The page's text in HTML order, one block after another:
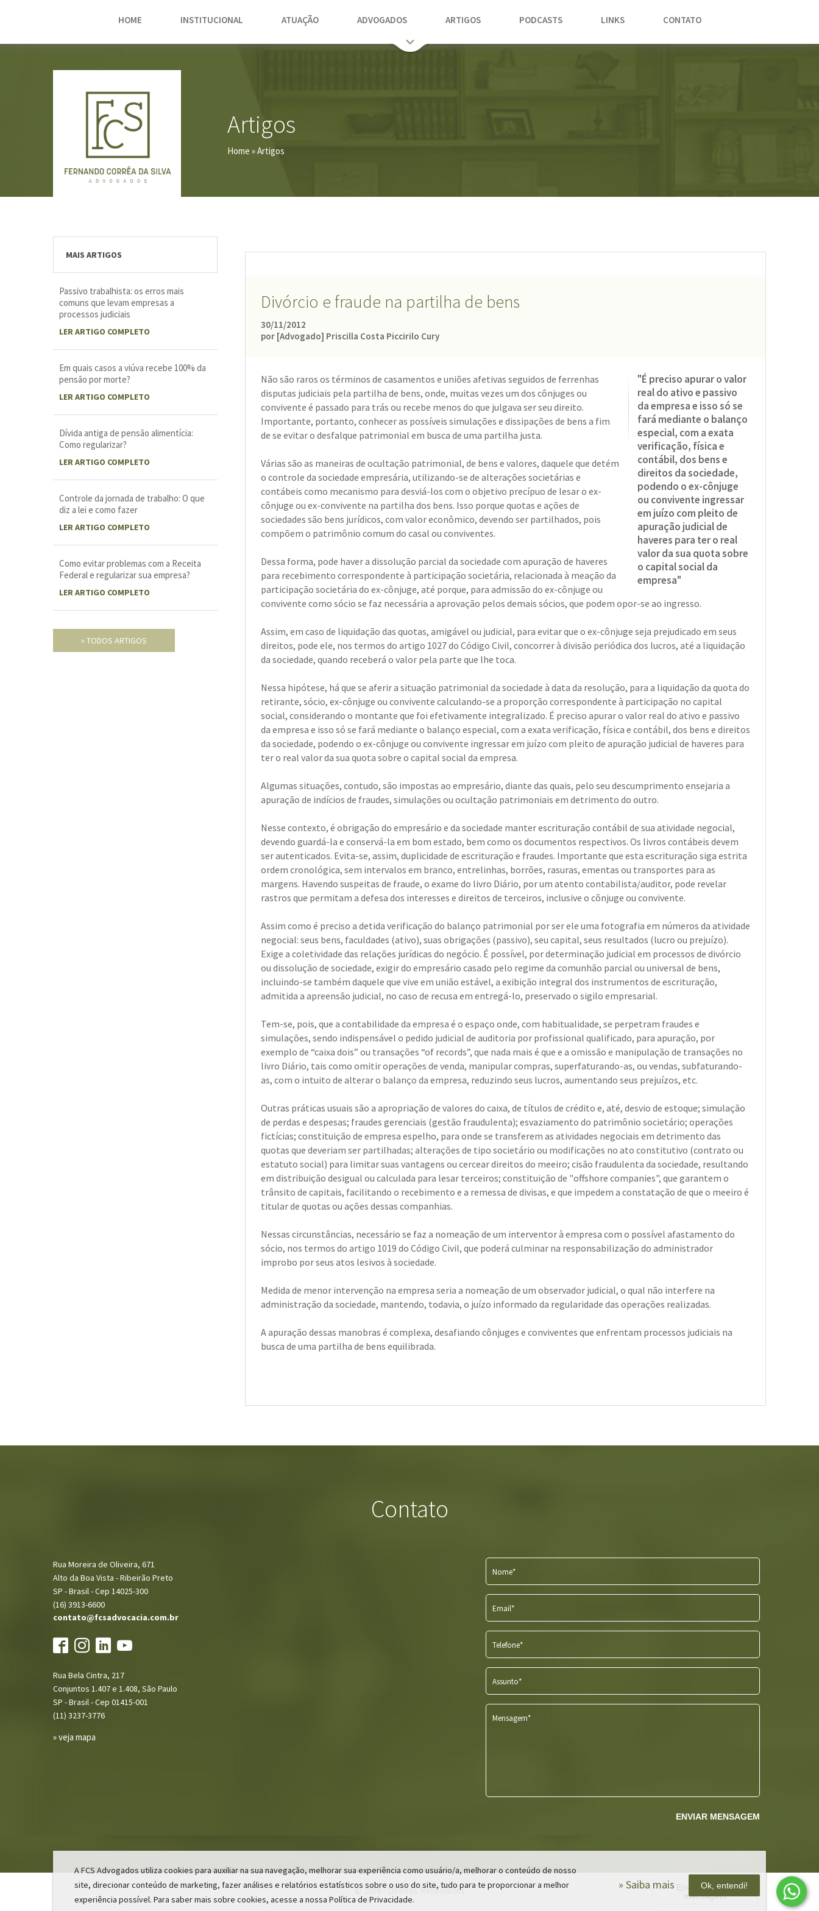
HOME INSTITUCIONAL ATUAÇÃO ADVOGADOS ARTIGOS PODCASTS LINKS CONTATO
Artigos
Home » Artigos
MAIS ARTIGOS
Passivo trabalhista: os erros mais
comuns que levam empresas a
processos judiciais
LER ARTIGO COMPLETO
Em quais casos a viúva recebe 100% da
pensão por morte?
LER ARTIGO COMPLETO
Dívida antiga de pensão alimentícia:
Como regularizar?
LER ARTIGO COMPLETO
Controle da jornada de trabalho: O que
diz a lei e como fazer
LER ARTIGO COMPLETO
Como evitar problemas com a Receita
Federal e regularizar sua empresa?
LER ARTIGO COMPLETO
» TODOS ARTIGOS
Divórcio e fraude na partilha de bens
30/11/2012
por [Advogado] Priscilla Costa Piccirilo Cury
"É preciso apurar o valor
real do ativo e passivo
da empresa e isso só se
fará mediante o balanço
especial, com a exata
verificação, física e
contábil, dos bens e
direitos da sociedade,
podendo o ex-cônjuge
ou convivente ingressar
em juízo com pleito de
apuração judicial de
haveres para ter o real
valor da sua quota sobre
o capital social da
empresa"
Não são raros os términos de casamentos e uniões afetivas seguidos de ferrenhas
disputas judiciais pela partilha de bens, onde, muitas vezes um dos cônjuges ou
convivente é passado para trás ou recebe menos do que julgava ser seu direito.
Importante, portanto, conhecer as possíveis simulações e dissipações de bens a fim
de se evitar o desfalque patrimonial em busca de uma partilha justa.
Várias são as maneiras de ocultação patrimonial, de bens e valores, daquele que detém
o controle da sociedade empresária, utilizando-se de alterações societárias e
contábeis como mecanismo para desviá-los com o objetivo precípuo de lesar o ex-
cônjuge ou ex-convivente na partilha dos bens. Isso porque quotas e ações de
sociedades são bens jurídicos, com valor econômico, devendo ser partilhados, pois
compõem o patrimônio comum do casal ou conviventes.
Dessa forma, pode haver a dissolução parcial da sociedade com apuração de haveres
para recebimento correspondente à participação societária, relacionada à meação da
participação societária do ex-cônjuge, até porque, para admissão do ex-cônjuge ou
convivente como sócio se faz necessária a aprovação pelos demais sócios, que podem opor-se ao ingresso.
Assim, em caso de liquidação das quotas, amigável ou judicial, para evitar que o ex-cônjuge seja prejudicado em seus
direitos, pode ele, nos termos do artigo 1027 do Código Civil, concorrer à divisão periódica dos lucros, até a liquidação
da sociedade, quando receberá o valor pela parte que lhe toca.
Nessa hipótese, há que se aferir a situação patrimonial da sociedade à data da resolução, para a liquidação da quota do
retirante, sócio, ex-cônjuge ou convivente calculando-se a proporção correspondente à participação no capital
social, considerando o montante que foi efetivamente integralizado. É preciso apurar o valor real do ativo e passivo
da empresa e isso só se fará mediante o balanço especial, com a exata verificação, física e contábil, dos bens e direitos
da sociedade, podendo o ex-cônjuge ou convivente ingressar em juízo com pleito de apuração judicial de haveres para
ter o real valor da sua quota sobre o capital social da empresa.
Algumas situações, contudo, são impostas ao empresário, diante das quais, pelo seu descumprimento ensejaria a
apuração de indícios de fraudes, simulações ou ocultação patrimoniais em detrimento do outro.
Nesse contexto, é obrigação do empresário e da sociedade manter escrituração contábil de sua atividade negocial,
devendo guardá-la e conservá-la em bom estado, bem como os documentos respectivos. Os livros contábeis devem
ser autenticados. Evita-se, assim, duplicidade de escrituração e fraudes. Importante que esta escrituração siga estrita
ordem cronológica, sem intervalos em branco, entrelinhas, borrões, rasuras, ementas ou transportes para as
margens. Havendo suspeitas de fraude, o exame do livro Diário, por um atento contabilista/auditor, pode revelar
rastros que permitam a defesa dos interesses e direitos de terceiros, inclusive o cônjuge ou convivente.
Assim como é preciso a detida verificação do balanço patrimonial por ser ele uma fotografia em números da atividade
negocial: seus bens, faculdades (ativo), suas obrigações (passivo), seu capital, seus resultados (lucro ou prejuízo).
Exige a coletividade das relações jurídicas do negócio. É possível, por determinação judicial em processos de divórcio
ou dissolução de sociedade, exigir do empresário casado pelo regime da comunhão parcial ou universal de bens,
incluindo-se também daquele que vive em união estável, a exibição integral dos instrumentos de escrituração,
admitida a apreensão judicial, no caso de recusa em entregá-lo, preservado o sigilo empresarial.
Tem-se, pois, que a contabilidade da empresa é o espaço onde, com habitualidade, se perpetram fraudes e
simulações, sendo indispensável o pedido judicial de auditoria por profissional qualificado, para apuração, por
exemplo de “caixa dois” ou transações “of records”, que nada mais é que e a omissão e manipulação de transações no
livro Diário, tais como omitir operações de venda, manipular compras, superfaturando-as, ou vendas, subfaturando-
as, com o intuito de alterar o balanço da empresa, reduzindo seus lucros, aumentando seus prejuízos, etc.
Outras práticas usuais são a apropriação de valores do caixa, de títulos de crédito e, até, desvio de estoque; simulação
de perdas e despesas; fraudes gerenciais (gestão fraudulenta); esvaziamento do patrimônio societário; operações
fictícias; constituição de empresa espelho, para onde se transferem as atividades negociais em detrimento das
quotas que deveriam ser partilhadas; alterações de tipo societário ou modificações no ato constitutivo (contrato ou
estatuto social) para limitar suas vantagens ou cercear direitos do meeiro; cisão fraudulenta da sociedade, resultando
em distribuição desigual ou calculada para lesar terceiros; constituição de "offshore companies", que garantem o
trânsito de capitais, facilitando o recebimento e a remessa de divisas, e que impedem a constatação de que o meeiro é
titular de quotas ou ações dessas companhias.
Nessas circunstâncias, necessário se faz a nomeação de um interventor à empresa com o possível afastamento do
sócio, nos termos do artigo 1019 do Código Civil, que poderá culminar na responsabilização do administrador
improbo por seus atos lesivos à sociedade.
Medida de menor intervenção na empresa seria a nomeação de um observador judicial, o qual não interfere na
administração da sociedade, mantendo, todavia, o juízo informado da regularidade das operações realizadas.
A apuração dessas manobras é complexa, desafiando cônjuges e conviventes que enfrentam processos judiciais na
busca de uma partilha de bens equilibrada.
Contato
Rua Moreira de Oliveira, 671
Alto da Boa Vista - Ribeirão Preto
SP - Brasil - Cep 14025-300
(16) 3913-6600
contato@fcsadvocacia.com.br
Rua Bela Cintra, 217
Conjuntos 1.407 e 1.408, São Paulo
SP - Brasil - Cep 01415-001
(11) 3237-3776
» veja mapa
Nome*
Email*
Telefone*
Assunto*
Mensagem*
ENVIAR MENSAGEM
© 2018 - Direitos Reservados
A FCS Advogados utiliza cookies para auxiliar na sua navegação, melhorar sua experiência como usuário/a, melhorar o conteúdo de nosso
site, direcionar conteúdo de marketing, fazer análises e relatórios estatísticos sobre o uso do site, tudo para te proporcionar a melhor
experiência possível. Para saber mais sobre cookies, acesse a nossa Política de Privacidade.
» Saiba mais Ok, entendi!
Envie-nos uma
mensagem